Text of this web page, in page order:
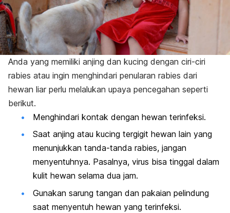
Anda yang memiliki anjing dan kucing dengan ciri-ciri
rabies atau ingin menghindari penularan rabies dari
hewan liar perlu melalukan upaya pencegahan seperti
berikut.
Menghindari kontak dengan hewan terinfeksi.
Saat anjing atau kucing tergigit hewan lain yang
menunjukkan tanda-tanda rabies, jangan
menyentuhnya. Pasalnya, virus bisa tinggal dalam
kulit hewan selama dua jam.
Gunakan sarung tangan dan pakaian pelindung
saat menyentuh hewan yang terinfeksi.